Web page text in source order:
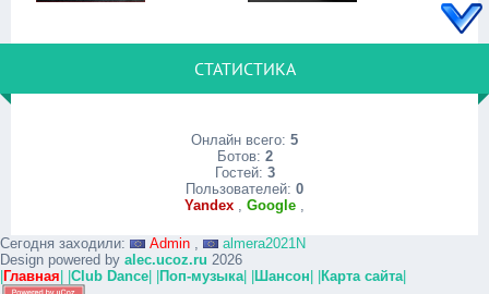
СТАТИСТИКА
Онлайн всего: 5
Ботов: 2
Гостей: 3
Пользователей: 0
Yandex , Google ,
Сегодня заходили: Admin ,
almera2021N
Design powered by alec.ucoz.ru 2026
Главная Club Dance Поп-музыка| Шансон Карта сайта|